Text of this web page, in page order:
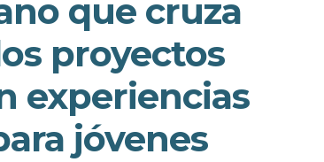
que cruza
proyectos
experiencias
jóvenes